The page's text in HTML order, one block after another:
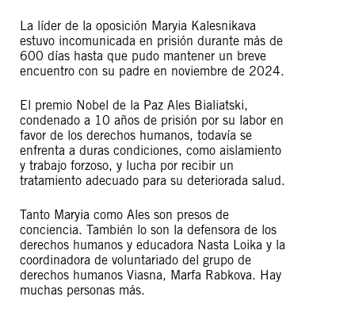
La líder de la oposición Maryia Kalesnikava
estuvo incomunicada en prisión durante más de
600 días hasta que pudo mantener un breve
encuentro con su padre en noviembre de 2024.
El premio Nobel de la Paz Ales Bialiatski,
condenado a 10 años de prisión por su labor en
favor de los derechos humanos, todavía se
enfrenta a duras condiciones, como aislamiento
y trabajo forzoso, y lucha por recibir un
tratamiento adecuado para su deteriorada salud.
Tanto Maryia como Ales son presos de
conciencia. También lo son la defensora de los
derechos humanos y educadora Nasta Loika y la
coordinadora de voluntariado del grupo de
derechos humanos Viasna, Marfa Rabkova. Hay
muchas personas más.